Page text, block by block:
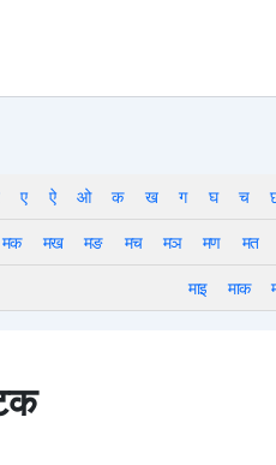
ए ऐ ओ क ख ग घ च
मक मख मङ मच मञ मण मत
माइ
माक